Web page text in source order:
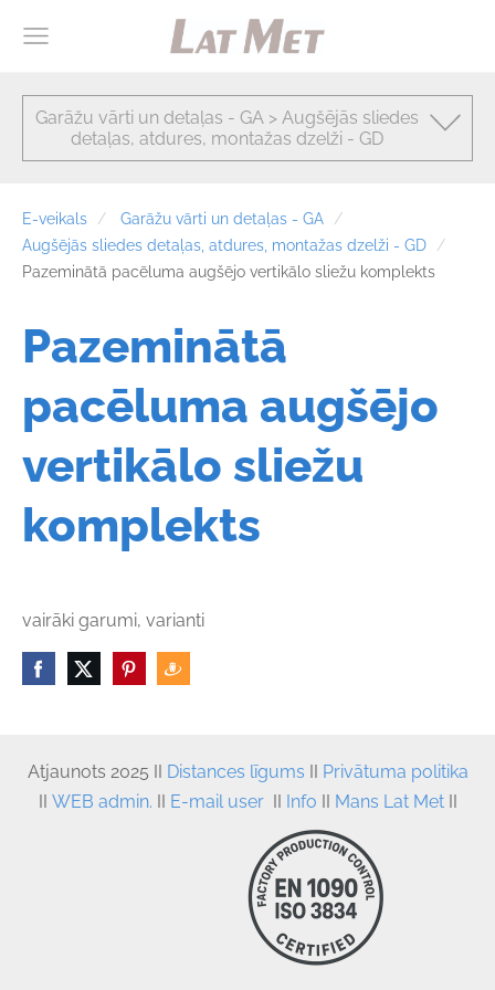
Garāžu vārti un detaļas - GA > Augšējās sliedes
detaļas, atdures, montažas dzelži - GD
E-veikals
Garāžu vārti un detaļas - GA
Augšējās sliedes detaļas, atdures, montažas dzelži - GD
Pazeminātā pacēluma augšējo vertikālo sliežu komplekts
Pazeminātā
pacēluma augšējo
vertikālo sliežu
komplekts
vairāki garumi, varianti
Atjaunots 2025 II Distances līgums II Privātuma politika
II WEB admin. II E-mail userII Info II Mans Lat MetII